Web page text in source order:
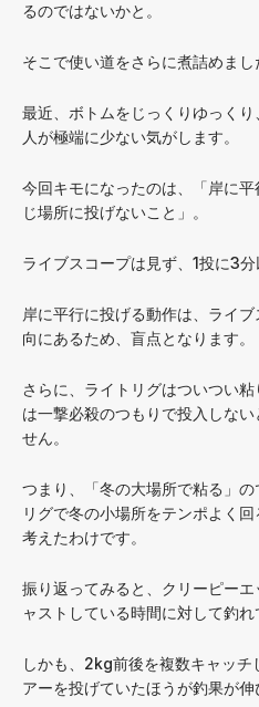
るのではないかと。
そこで使い道をさらに煮詰めまし
最近、ボトムをじっくりゆっく
人が極端に少ない気がします。
今回キモになったのは、「岸に
じ場所に投げないこと」。
ライブスコープは見ず、1投に3
岸に平行に投げる動作は、ライ
向にあるため、盲点となります。
さらに、ライトリグはついつい
は一撃必殺のつもりで投入しな
せん。
つまり、「冬の大場所で粘る」
リグで冬の小場所をテンポよく
考えたわけです。
振り返ってみると、クリーピー
ャストしている時間に対して釣れ
しかも、2kg前後を複数キャッチ
アーを投げていたほうが釣果が